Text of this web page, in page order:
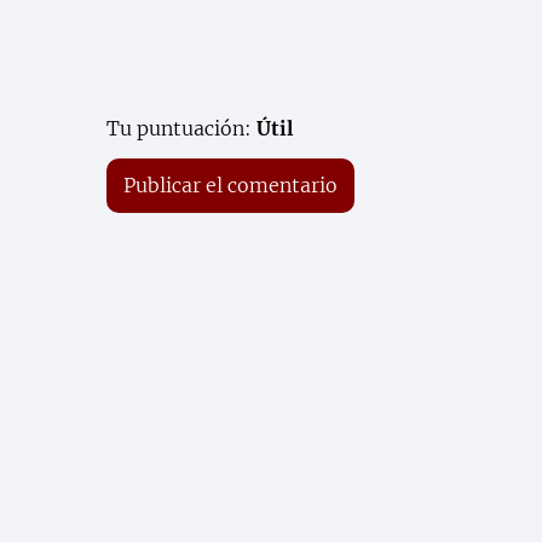
Tu puntuación: Útil